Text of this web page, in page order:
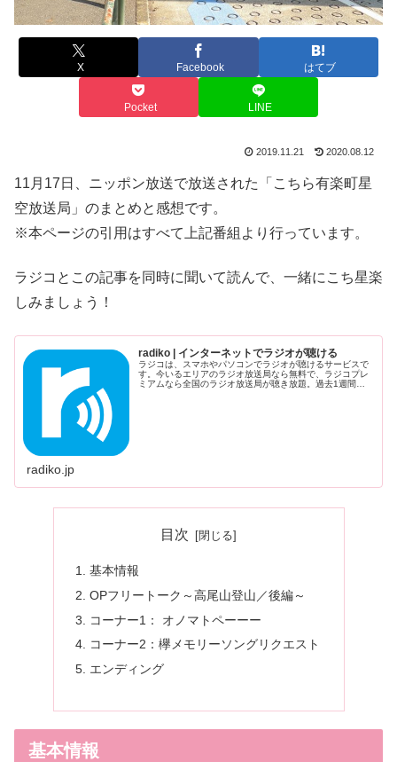
X Facebook はてブ
Pocket LINE
2019.11.21 2020.08.12
11月17日、ニッポン放送で放送された「こちら有楽町星
空放送局」のまとめと感想です。
※本ページの引用はすべて上記番組より行っています。
ラジコとこの記事を同時に聞いて読んで、一緒にこち星楽
しみましょう！
radiko | インターネットでラジオが聴ける
ラジコは、スマホやパソコンでラジオが聴けるサービスで
す。今いるエリアのラジオ放送局なら無料で、ラジコプレ
ミアムなら全国のラジオ放送局が聴き放題。過去1週間以
radiko.jp
目次
基本情報
OPフリートーク～高尾山登山／後編～
コーナー1： オノマトペーーー
コーナー2：欅メモリーソングリクエスト
エンディング
基本情報